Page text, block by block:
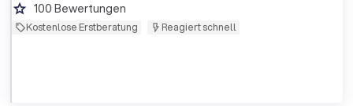
grade 100 Bewertungen
Kostenlose Erstberatung Reagiert schnell